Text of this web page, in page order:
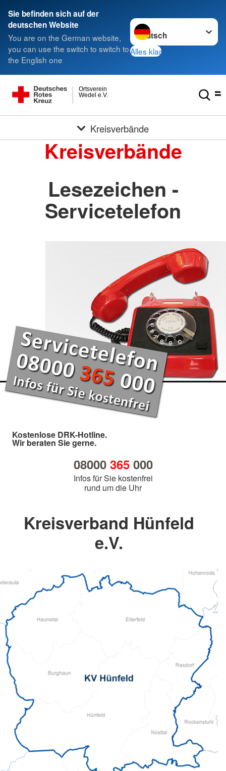
Sie befinden sich auf der
deutschen Website
You are on the German website,
you can use the switch to switch to
the English one
Sprache wechseln zu
Alles klar
Wedel e.V.
Ortsverein
Kreisverbände
Kreisverbände
Lesezeichen -
Servicetelefon
Kostenlose DRK-Hotline.
Wir beraten Sie gerne.
08000 365000
Infos für Sie kostenfrei
rund um die Uhr
Kreisverband Hünfeld
e.V.